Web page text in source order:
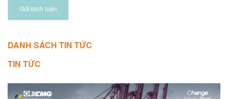
Gửi bình luận
DANH SÁCH TIN TỨC
TIN TỨC